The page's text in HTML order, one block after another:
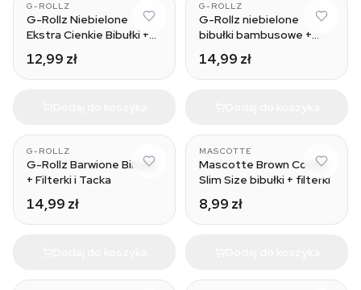
G-ROLLZ
G-Rollz Niebielone
Ekstra Cienkie Bibułki +
12,99 zł
G-ROLLZ
G-Rollz niebielone
bibułki bambusowe +
14,99 zł
G-ROLLZ
G-Rollz Barwione Bibułki
+ Filterki i Tacka
14,99 zł
MASCOTTE
Mascotte Brown Combi
Slim Size bibułki + filterki
8,99 zł